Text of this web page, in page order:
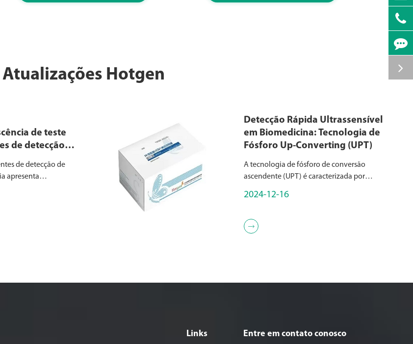
Atualizações Hotgen
de teste
de detecção
de
série
de detecção de
apresenta
para pequenos
Detecção Rápida Ultrassensível
em Biomedicina: Tecnologia de
Fósforo Up-Converting (UPT)
A tecnologia de fósforo de conversão
ascendente (UPT) é caracterizada por
lantanídeos, escândio (Sc), ítrio (Y), e ot...
2024-12-16

Links Entre em contato conosco